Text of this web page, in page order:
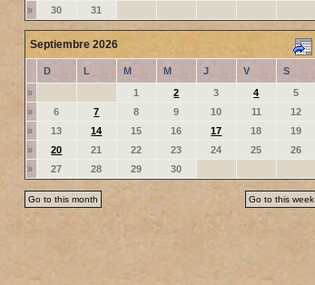
»
30 31
Septiembre 2026
D L M M J V
S
»
1 2 3 4
5
»
6 7 8 9 10 11
12
»
13 14 15 16 17 18
19
»
20 21 22 23 24 25
26
»
27 28 29 30
Go to this month Go to this week